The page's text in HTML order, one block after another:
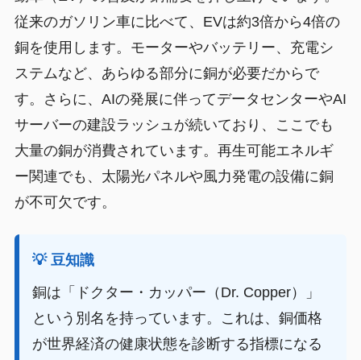
従来のガソリン車に比べて、EVは約3倍から4倍の
銅を使用します。モーターやバッテリー、充電シ
ステムなど、あらゆる部分に銅が必要だからで
す。さらに、AIの発展に伴ってデータセンターやAI
サーバーの建設ラッシュが続いており、ここでも
大量の銅が消費されています。再生可能エネルギ
ー関連でも、太陽光パネルや風力発電の設備に銅
が不可欠です。
💡 豆知識
銅は「ドクター・カッパー（Dr. Copper）」
という別名を持っています。これは、銅価格
が世界経済の健康状態を診断する指標になる